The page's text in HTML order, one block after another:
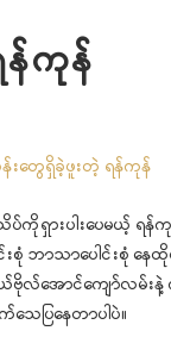
န်ကုန်
ကိုရှားပါးပေမယ့် ရ
းစုံ ဘာသာပေါင်းစုံ န
လ်အောင်ကျော်လမ်း
ေပြနေတာပါပဲ။